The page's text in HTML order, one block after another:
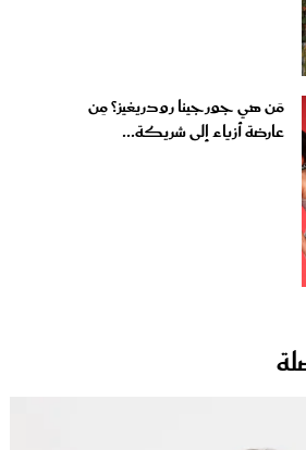
مَن هي جورجينا رودريغيز؟ مِن
عارضة أزياء إلى شريكة...